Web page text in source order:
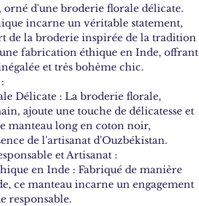
orné d'une broderie florale délicate.
incarne un véritable statement,
de la broderie inspirée de la tradition
fabrication éthique en Inde, offrant
et très bohème chic.
Délicate : La broderie florale,
ajoute une touche de délicatesse et
manteau long en coton noir,
de l'artisanat d'Ouzbékistan.
et Artisanat :
en Inde : Fabriqué de manière
ce manteau incarne un engagement
responsable.